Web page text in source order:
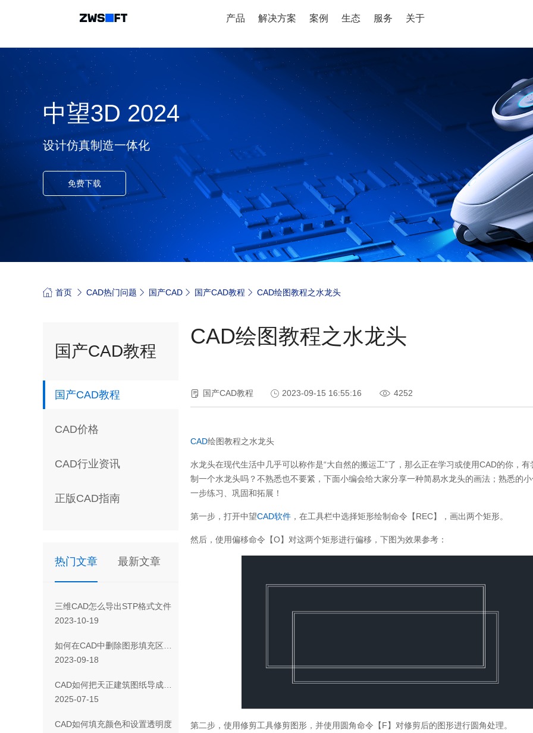
产品 解决方案 案例 生态 服务 关于
中望3D 2024
设计仿真制造一体化
免费下载
首页 CAD热门问题 国产CAD 国产CAD教程 CAD绘图教程之水龙头
国产CAD教程
国产CAD教程
CAD价格
CAD行业资讯
正版CAD指南
热门文章 最新文章
三维CAD怎么导出STP格式文件
2023-10-19
如何在CAD中删除图形填充区域的一部分
2023-09-18
CAD如何把天正建筑图纸导成天正T3/T8/T9格式版本
2025-07-15
CAD如何填充颜色和设置透明度
CAD绘图教程之水龙头
国产CAD教程 2023-09-15 16:55:16 4252
CAD绘图教程之水龙头
水龙头在现代生活中几乎可以称作是“大自然的搬运工”了，那么正在学习或使用CAD的你，
制一个水龙头吗？不熟悉也不要紧，下面小编会给大家分享一种简易水龙头的画法；熟悉的
一步练习、巩固和拓展！
第一步，打开中望CAD软件 ，在工具栏中选择矩形绘制命令【REC】，画出两个矩形。
然后，使用偏移命令【O】对这两个矩形进行偏移，下图为效果参考：
第二步，使用修剪工具修剪图形，并使用圆角命令【F】对修剪后的图形进行圆角处理。